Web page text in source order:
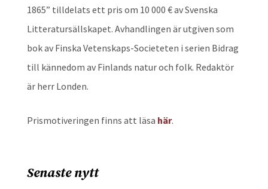
1865” tilldelats ett pris om 10 000 € av Svenska
Litteratursällskapet. Avhandlingen är utgiven som
bok av Finska Vetenskaps-Societeten i serien Bidrag
till kännedom av Finlands natur och folk. Redaktör
är herr Londen.
Prismotiveringen finns att läsa här.
Senaste nytt